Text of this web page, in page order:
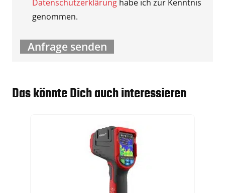
Datenschutzerklärunghabe ich zur Kenntnis
genommen.
Das könnte Dich auch interessieren